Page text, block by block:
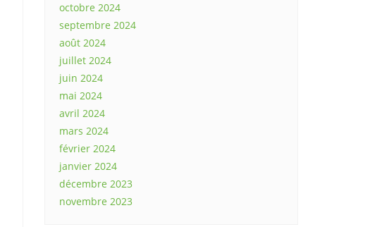
octobre 2024
septembre 2024
août 2024
juillet 2024
juin 2024
mai 2024
avril 2024
mars 2024
février 2024
janvier 2024
décembre 2023
novembre 2023